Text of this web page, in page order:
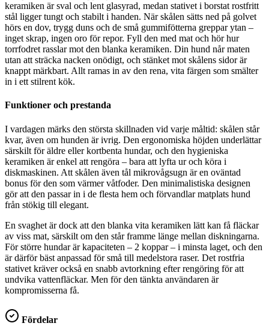
keramiken är sval och lent glasyrad, medan stativet i borstat rostfritt
stål ligger tungt och stabilt i handen. När skålen sätts ned på golvet
hörs en dov, trygg duns och de små gummifötterna greppar ytan –
inget skrap, ingen oro för repor. Fyll den med mat och hör hur
torrfodret rasslar mot den blanka keramiken. Din hund når maten
utan att sträcka nacken onödigt, och stänket mot skålens sidor är
knappt märkbart. Allt ramas in av den rena, vita färgen som smälter
in i ett stilrent kök.
Funktioner och prestanda
I vardagen märks den största skillnaden vid varje måltid: skålen står
kvar, även om hunden är ivrig. Den ergonomiska höjden underlättar
särskilt för äldre eller kortbenta hundar, och den hygieniska
keramiken är enkel att rengöra – bara att lyfta ur och köra i
diskmaskinen. Att skålen även tål mikrovågsugn är en oväntad
bonus för den som värmer våtfoder. Den minimalistiska designen
gör att den passar in i de flesta hem och förvandlar matplats hund
från stökig till elegant.
En svaghet är dock att den blanka vita keramiken lätt kan få fläckar
av viss mat, särskilt om den står framme länge mellan diskningarna.
För större hundar är kapaciteten – 2 koppar – i minsta laget, och den
är därför bäst anpassad för små till medelstora raser. Det rostfria
stativet kräver också en snabb avtorkning efter rengöring för att
undvika vattenfläckar. Men för den tänkta användaren är
kompromisserna få.
Fördelar